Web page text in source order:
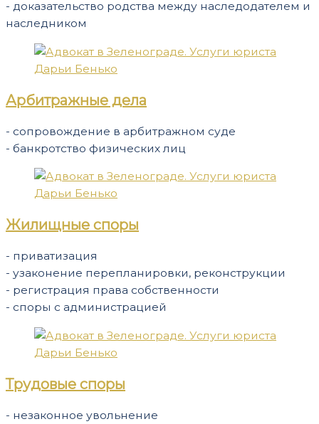
- доказательство родства между наследодателем и
наследником
Арбитражные дела
- сопровождение в арбитражном суде
- банкротство физических лиц
Жилищные споры
- приватизация
- узаконение перепланировки, реконструкции
- регистрация права собственности
- споры с администрацией
Трудовые споры
- незаконное увольнение